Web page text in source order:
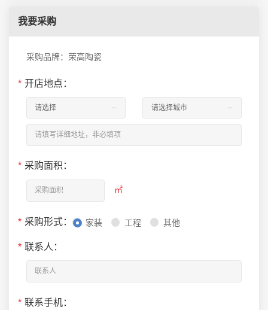
我要采购
采购品牌：荣高陶瓷
* 开店地点：
* 采购面积：
㎡
* 采购形式： 家装 工程 其他
* 联系人：
* 联系手机：